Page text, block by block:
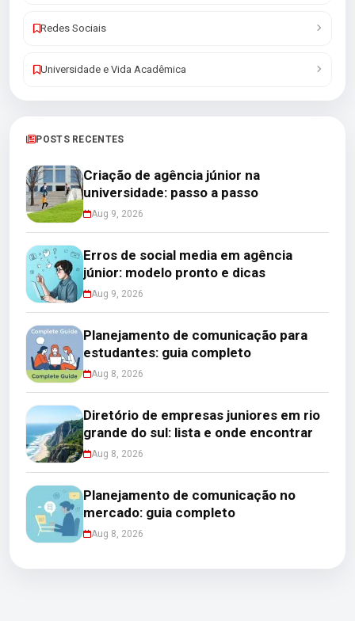
Redes Sociais
Universidade e Vida Acadêmica
POSTS RECENTES
Criação de agência júnior na
universidade: passo a passo
Aug 9, 2026
Erros de social media em agência
júnior: modelo pronto e dicas
Aug 9, 2026
Planejamento de comunicação para
estudantes: guia completo
Aug 8, 2026
Diretório de empresas juniores em rio
grande do sul: lista e onde encontrar
Aug 8, 2026
Planejamento de comunicação no
mercado: guia completo
Aug 8, 2026